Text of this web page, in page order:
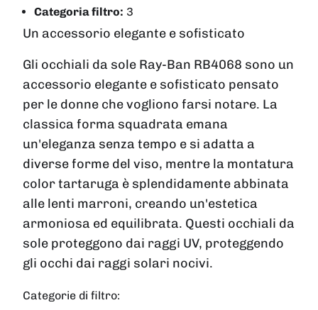
Categoria filtro: 3
Un accessorio elegante e sofisticato
Gli occhiali da sole Ray-Ban RB4068 sono un
accessorio elegante e sofisticato pensato
per le donne che vogliono farsi notare. La
classica forma squadrata emana
un'eleganza senza tempo e si adatta a
diverse forme del viso, mentre la montatura
color tartaruga è splendidamente abbinata
alle lenti marroni, creando un'estetica
armoniosa ed equilibrata. Questi occhiali da
sole proteggono dai raggi UV, proteggendo
gli occhi dai raggi solari nocivi.
Categorie di filtro: